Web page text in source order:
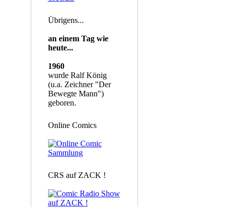
Übrigens...
an einem Tag wie
heute...
1960
wurde Ralf König
(u.a. Zeichner "Der
Bewegte Mann")
geboren.
Online Comics
CRS auf ZACK !